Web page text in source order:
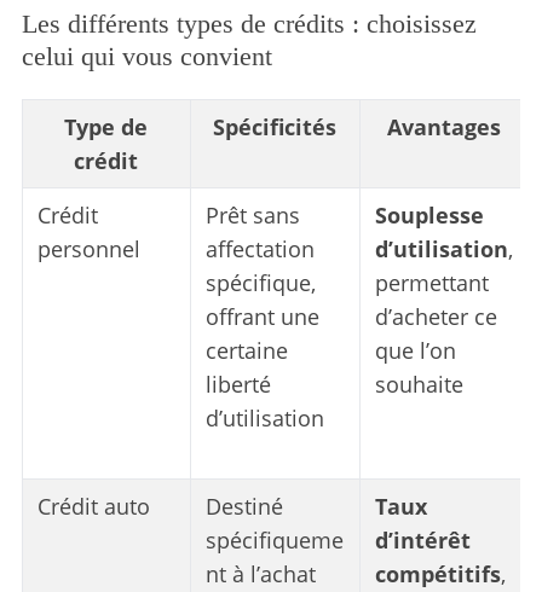
Les différents types de crédits : choisissez
celui qui vous convient
Type de
crédit
Spécificités Avantages
Crédit
personnel
Prêt sans
affectation
spécifique,
offrant une
certaine
liberté
d’utilisation
Souplesse
d’utilisation,
permettant
d’acheter ce
que l’on
souhaite
Crédit auto
Destiné
spécifiqueme
nt à l’achat
Taux
d’intérêt
compétitifs,